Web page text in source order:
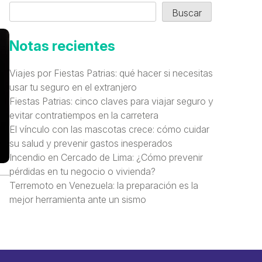
Buscar
Notas recientes
Viajes por Fiestas Patrias: qué hacer si necesitas
usar tu seguro en el extranjero
Fiestas Patrias: cinco claves para viajar seguro y
evitar contratiempos en la carretera
El vínculo con las mascotas crece: cómo cuidar
su salud y prevenir gastos inesperados
Incendio en Cercado de Lima: ¿Cómo prevenir
pérdidas en tu negocio o vivienda?
Terremoto en Venezuela: la preparación es la
mejor herramienta ante un sismo